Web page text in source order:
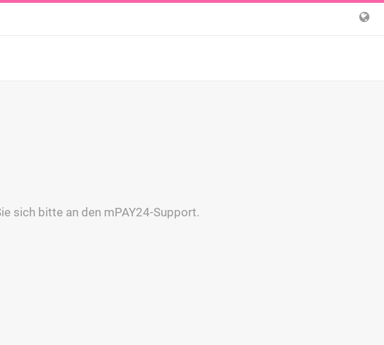
sich bitte an den mPAY24-Support.